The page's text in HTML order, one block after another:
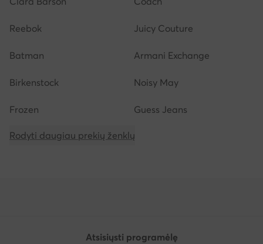
Reebok Juicy Couture
Batman Armani Exchange
Birkenstock Noisy May
Frozen Guess Jeans
Rodyti daugiau prekių ženklų
Atsisiųsti programėlę